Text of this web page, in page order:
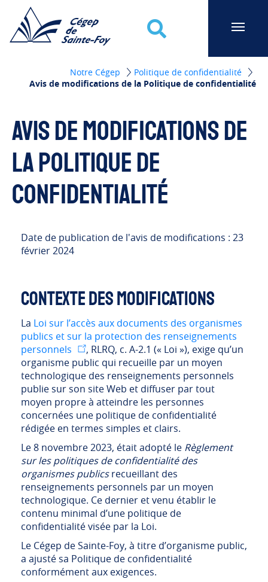
Notre Cégep
Politique de confidentialité
Avis de modifications de la Politique de confidentialité
Avis de modifications de
la Politique de
confidentialité
Date de publication de l'avis de modifications : 23
février 2024
Contexte des modifications
La Loi sur l’accès aux documents des organismes
publics et sur la protection des renseignements
personnels
, RLRQ, c. A-2.1 (« Loi »), exige qu’un
organisme public qui recueille par un moyen
technologique des renseignements personnels
publie sur son site Web et diffuser par tout
moyen propre à atteindre les personnes
concernées une politique de confidentialité
rédigée en termes simples et clairs.
Le 8 novembre 2023, était adopté le Règlement
sur les politiques de confidentialité des
organismes publicsrecueillant des
renseignements personnels par un moyen
technologique. Ce dernier et venu établir le
contenu minimal d’une politique de
confidentialité visée par la Loi.
Le Cégep de Sainte-Foy, à titre d’organisme public,
a ajusté sa Politique de confidentialité
conformément aux exigences.